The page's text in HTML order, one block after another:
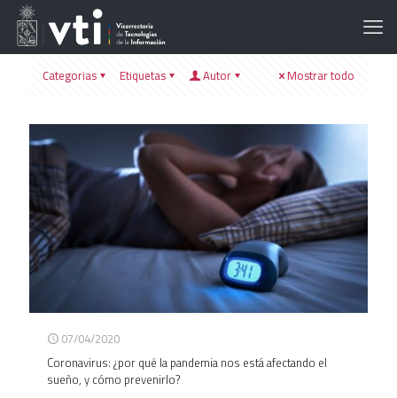
Categorias Etiquetas Autor Mostrar todo
07/04/2020
Coronavirus: ¿por qué la pandemia nos está afectando el
sueño, y cómo prevenirlo?